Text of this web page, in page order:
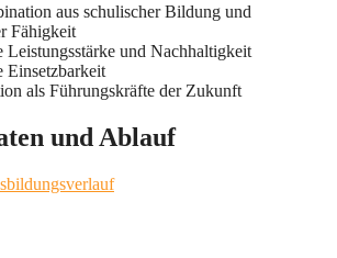
aus schulischer Bildung und
Fähigkeit
Leistungsstärke und Nachhaltigkeit
Einsetzbarkeit
als Führungskräfte der Zukunft
und Ablauf